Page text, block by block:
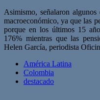
Asimismo, señalaron
macroeconómico, ya que las
porque en los últimos 15
176% mientras que las
Helen García, periodista
América Latina
Colombia
destacado